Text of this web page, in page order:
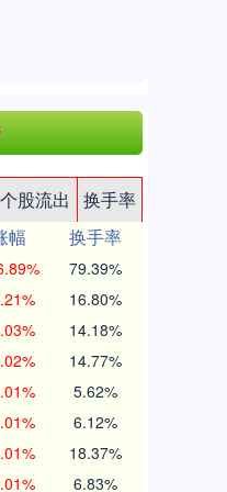
个股流出
换手率
幅
换手率
79.39%
16.80%
14.18%
14.77%
5.62%
6.12%
18.37%
6.83%